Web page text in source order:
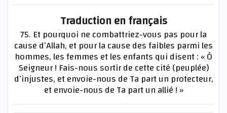
Traduction en français
75. Et pourquoi ne combattriez-vous pas pour la
cause d’Allah, et pour la cause des faibles parmi les
hommes, les femmes et les enfants qui disent : « Ô
Seigneur ! Fais-nous sortir de cette cité (peuplée)
d’injustes, et envoie-nous de Ta part un protecteur,
et envoie-nous de Ta part un allié ! »